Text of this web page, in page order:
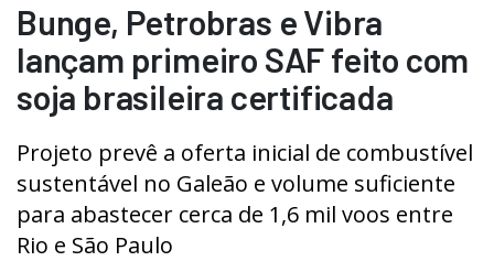
Bunge, Petrobras e Vibra
lançam primeiro SAF feito com
soja brasileira certificada
Projeto prevê a oferta inicial de combustível
sustentável no Galeão e volume suficiente
para abastecer cerca de 1,6 mil voos entre
Rio e São Paulo